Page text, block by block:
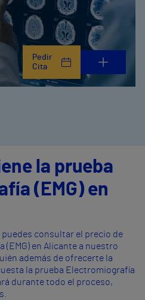
Pedir
Cita
la prueba
(EMG) en
consultar el precio de
en Alicante a nuestro
además de ofrecerte la
la prueba Electromiografía
durante todo el proceso,